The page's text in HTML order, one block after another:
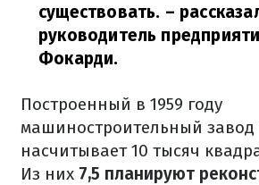
существовать. –
руководитель
Фокарди.
Построенный в 1959 году
машиностроительный завод
насчитывает 10 тысяч
Из них 7,5 планируют